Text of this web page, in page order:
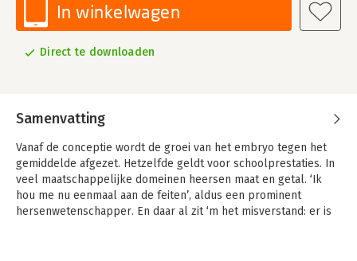
In winkelwagen
Direct te downloaden
Samenvatting
Vanaf de conceptie wordt de groei van het embryo tegen het
gemiddelde afgezet. Hetzelfde geldt voor schoolprestaties. In
veel maatschappelijke domeinen heersen maat en getal. ‘Ik
hou me nu eenmaal aan de feiten’, aldus een prominent
hersenwetenschapper. En daar al zit ‘m het misverstand: er is